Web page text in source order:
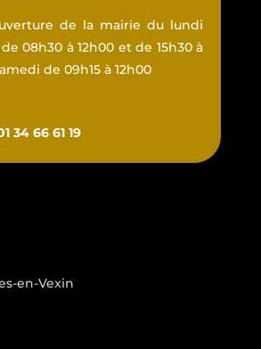
de la mairie du lundi
08h30 à 12h00 et de 15h30 à
de 09h15 à 12h00
34 66 61 19
en-Vexin